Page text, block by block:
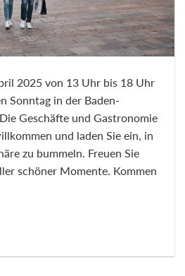
2025 von 13 Uhr bis 18 Uhr
Sonntag in der Baden-
Geschäfte und Gastronomie
und laden Sie ein, in
zu bummeln. Freuen Sie
schöner Momente. Kommen